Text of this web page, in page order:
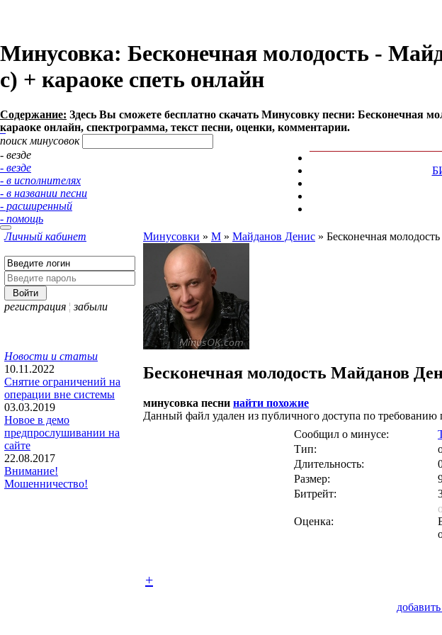
Минусовка: Бесконечная молодость -
с) + караоке спеть онлайн
Содержание: Здесь Вы сможете бесплатно cкачать Минусовку песни: Бесконечная
караоке онлайн, спектрограмма, текст песни, оценки, комментарии.
поиск минусовок
- везде
- везде
- в исполнителях
- в названии песни
- расширенный
- помощь
Личный кабинет
регистрация ¦ забыли
Новости и статьи
10.11.2022
Снятие ограничений на
операции вне системы
03.03.2019
Новое в демо
предпрослушивании на
сайте
22.08.2017
Внимание!
Мошенничество!
Минусовки » М » Майданов Денис » Бесконечная молодость
Бесконечная молодость Майданов
минусовка песни найти похожие
Данный файл удален из публичного доступа по требованию
Сообщил о минусе:
Тип:
Длительность:
Размер:
Битрейт:
Оценка:
+